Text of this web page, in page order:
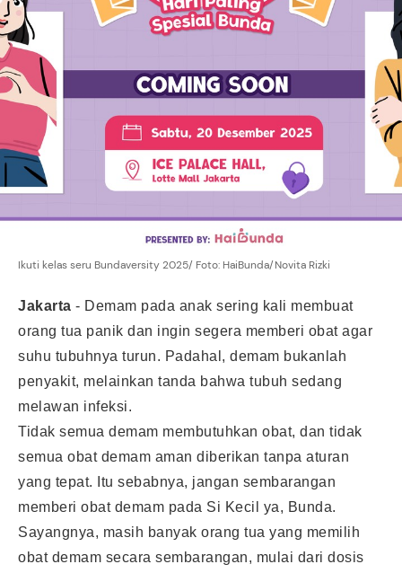
Ikuti kelas seru Bundaversity 2025/ Foto: HaiBunda/Novita Rizki
Jakarta - Demam pada anak sering kali membuat
orang tua panik dan ingin segera memberi obat agar
suhu tubuhnya turun. Padahal, demam bukanlah
penyakit, melainkan tanda bahwa tubuh sedang
melawan infeksi.
Tidak semua demam membutuhkan obat, dan tidak
semua obat demam aman diberikan tanpa aturan
yang tepat. Itu sebabnya, jangan sembarangan
memberi obat demam pada Si Kecil ya, Bunda.
Sayangnya, masih banyak orang tua yang memilih
obat demam secara sembarangan, mulai dari dosis